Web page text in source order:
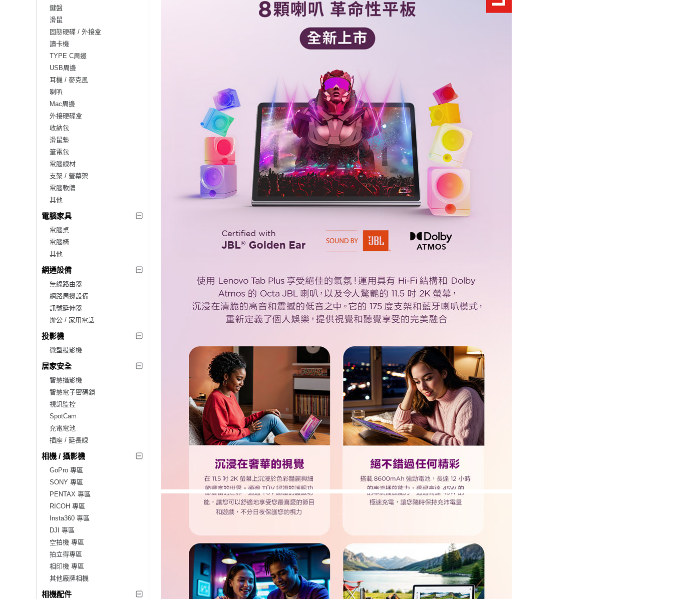
鍵盤
滑鼠
固態硬碟 / 外接盒
讀卡機
TYPE C周邊
USB周邊
耳機 / 麥克風
喇叭
Mac周邊
外接硬碟盒
收納包
滑鼠墊
筆電包
電腦線材
支架 / 螢幕架
電腦軟體
其他
電腦家具
電腦桌
電腦椅
其他
網通設備
無線路由器
網路周邊設備
訊號延伸器
辦公 / 家用電話
投影機
微型投影機
居家安全
智慧攝影機
智慧電子密碼鎖
視訊監控
SpotCam
充電電池
插座 / 延長線
相機 / 攝影機
GoPro 專區
SONY 專區
PENTAX 專區
RICOH 專區
Insta360 專區
DJI 專區
空拍機 專區
拍立得專區
相印機 專區
其他廠牌相機
相機配件